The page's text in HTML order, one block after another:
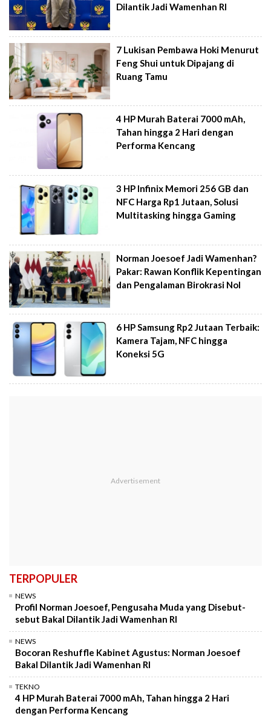
Dilantik Jadi Wamenhan RI
7 Lukisan Pembawa Hoki Menurut
Feng Shui untuk Dipajang di
Ruang Tamu
4 HP Murah Baterai 7000 mAh,
Tahan hingga 2 Hari dengan
Performa Kencang
3 HP Infinix Memori 256 GB dan
NFC Harga Rp1 Jutaan, Solusi
Multitasking hingga Gaming
Norman Joesoef Jadi Wamenhan?
Pakar: Rawan Konflik Kepentingan
dan Pengalaman Birokrasi Nol
6 HP Samsung Rp2 Jutaan Terbaik:
Kamera Tajam, NFC hingga
Koneksi 5G
TERPOPULER
NEWS
Profil Norman Joesoef, Pengusaha Muda yang Disebut-
sebut Bakal Dilantik Jadi Wamenhan RI
NEWS
Bocoran Reshuffle Kabinet Agustus: Norman Joesoef
Bakal Dilantik Jadi Wamenhan RI
TEKNO
4 HP Murah Baterai 7000 mAh, Tahan hingga 2 Hari
dengan Performa Kencang